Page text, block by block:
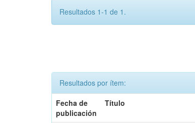
Resultados 1-1 de 1.
Resultados por ítem:
Fecha de
publicación
Título